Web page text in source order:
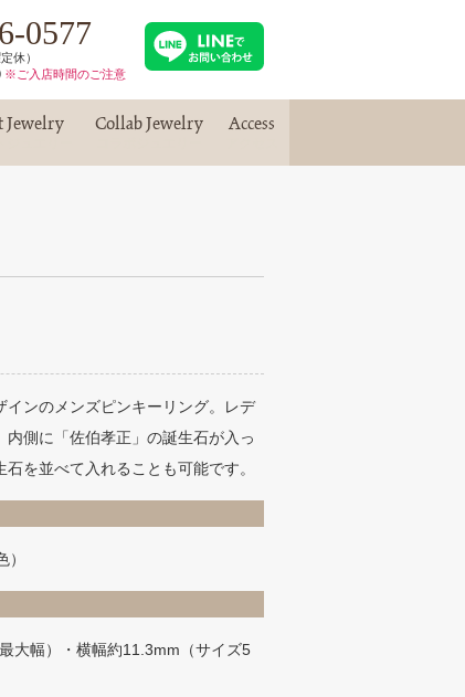
0577
休）
※ご入店時間のご注意
Jewelry Collab Jewelry Access
インのメンズピンキーリング。レデ
側に「佐伯孝正」の誕生石が入っ
を並べて入れることも可能です。
大幅）・横幅約11.3mm（サイズ5